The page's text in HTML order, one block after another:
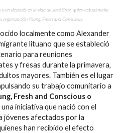
un después en la vida de José Cruz, quien actualmente
Young, Fresh and Conscious.
localmente como Alexander
lituano que se estableció
para reuniones
y fresas durante la primavera,
mayores. También es el lugar
su trabajo comunitario a
Fresh and Conscious o
una iniciativa que nació con el
jóvenes afectados por la
han recibido el efecto